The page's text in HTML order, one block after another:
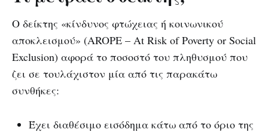
Ο δείκτης «κίνδυνος φτώχειας ή κοινωνικού
αποκλεισμού» (AROPE – At Risk of Poverty or Social
Exclusion) αφορά το ποσοστό του πληθυσμού που
ζει σε τουλάχιστον μία από τις παρακάτω
συνθήκες:
Έχει διαθέσιμο εισόδημα κάτω από το όριο της